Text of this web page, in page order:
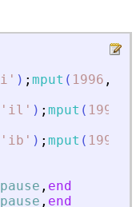
i ' ) ; mput ( 1996 ,
' il ' ) ; mput ( 1996
' ib ' ) ; mput ( 1996
pause , end
pause , end